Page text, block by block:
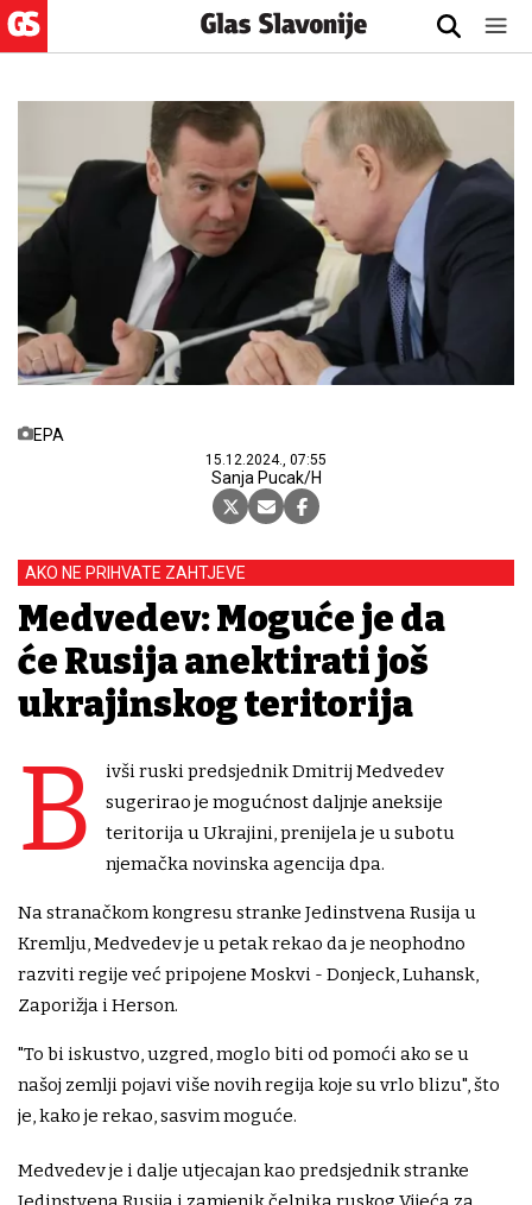
EPA
15.12.2024., 07:55
Sanja Pucak/H
AKO NE PRIHVATE ZAHTJEVE
Medvedev: Moguće je da
će Rusija anektirati još
ukrajinskog teritorija
B
ivši ruski predsjednik Dmitrij Medvedev
sugerirao je mogućnost daljnje aneksije
teritorija u Ukrajini, prenijela je u subotu
njemačka novinska agencija dpa.
Na stranačkom kongresu stranke Jedinstvena Rusija u
Kremlju, Medvedev je u petak rekao da je neophodno
razviti regije već pripojene Moskvi - Donjeck, Luhansk,
Zaporižja i Herson.
"To bi iskustvo, uzgred, moglo biti od pomoći ako se u
našoj zemlji pojavi više novih regija koje su vrlo blizu", što
je, kako je rekao, sasvim moguće.
Medvedev je i dalje utjecajan kao predsjednik stranke